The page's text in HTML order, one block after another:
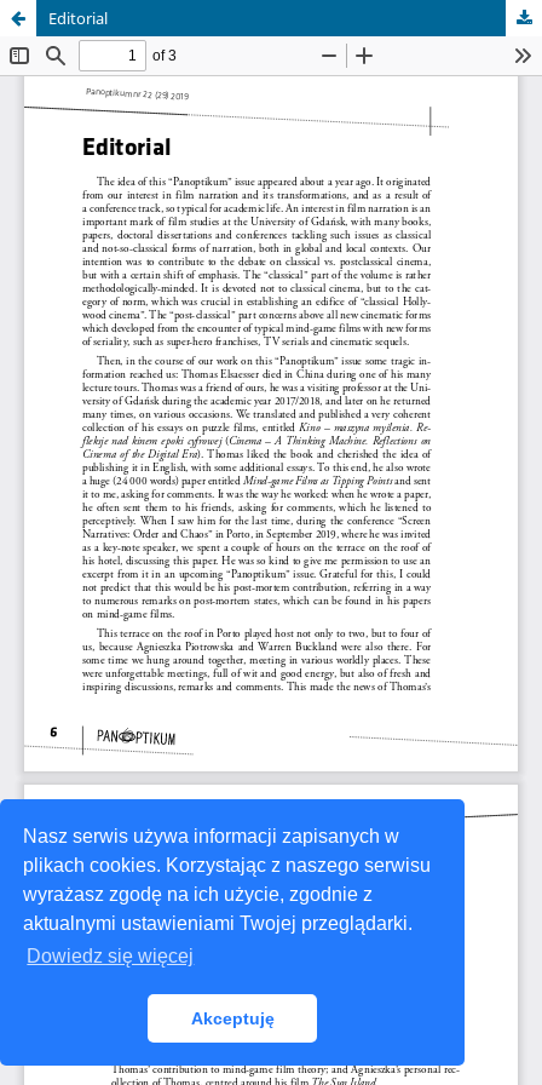
Nasz serwis używa informacji zapisanych w
plikach cookies. Korzystając z naszego serwisu
wyrażasz zgodę na ich użycie, zgodnie z
aktualnymi ustawieniami Twojej przeglądarki.
Dowiedz się więcej
Akceptuję
Editorial